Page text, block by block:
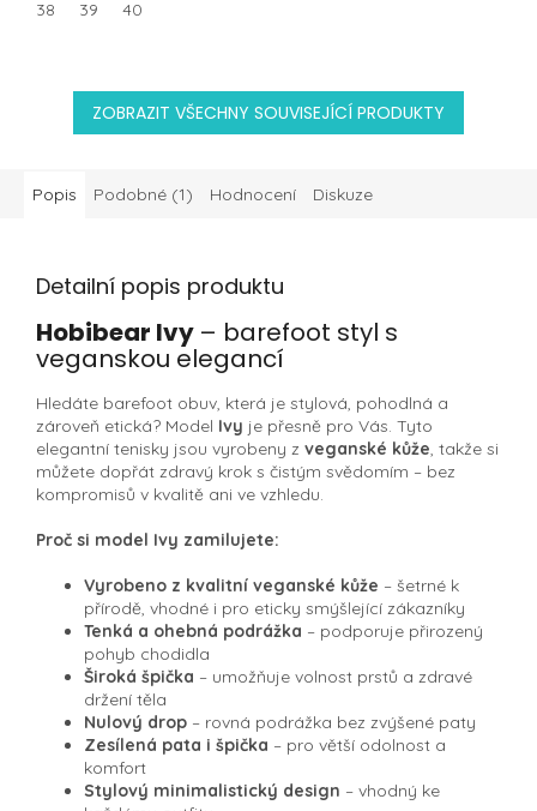
38 39 40
ZOBRAZIT VŠECHNY SOUVISEJÍCÍ PRODUKTY
Popis Podobné (1) Hodnocení Diskuze
Detailní popis produktu
Hobibear Ivy – barefoot styl s
veganskou elegancí
Hledáte barefoot obuv, která je stylová, pohodlná a
zároveň etická? Model Ivy je přesně pro Vás. Tyto
elegantní tenisky jsou vyrobeny z veganské kůže, takže si
můžete dopřát zdravý krok s čistým svědomím – bez
kompromisů v kvalitě ani ve vzhledu.
Proč si model Ivy zamilujete:
Vyrobeno z kvalitní veganské kůže – šetrné k
přírodě, vhodné i pro eticky smýšlející zákazníky
Tenká a ohebná podrážka – podporuje přirozený
pohyb chodidla
Široká špička – umožňuje volnost prstů a zdravé
držení těla
Nulový drop – rovná podrážka bez zvýšené paty
Zesílená pata i špička – pro větší odolnost a
komfort
Stylový minimalistický design – vhodný ke